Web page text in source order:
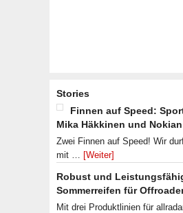
Stories
Finnen auf Speed:
Mika Häkkinen und
Zwei Finnen auf Speed! Wir
mit … [Weiter]
Robust und
Sommerreifen für
Mit drei Produktlinien für